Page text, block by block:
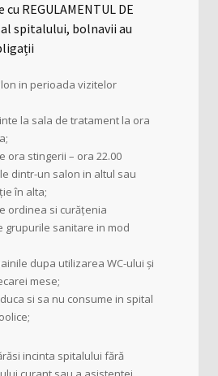
REGULAMENTUL DE
al spitalului, bolnavii au
in perioada vizitelor
la sala de tratament la ora
ora stingerii – ora 22.00
dintr-un salon in altul sau
în alta;
ordinea si curățenia
grupurile sanitare in mod
dupa utilizarea WC-ului și
mese;
si sa nu consume in spital
incinta spitalului fără